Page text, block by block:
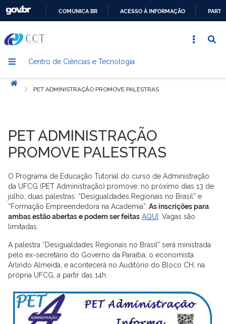
CONTEÚDO
COMUNICA BR ACESSO À INFORMAÇÃO
Centro de Ciências e Tecnologia
Início
PET ADMINISTRAÇÃO PROMOVE PALESTRAS
PET ADMINISTRAÇÃO
PROMOVE PALESTRAS
O Programa de Educação Tutorial do curso de Administração
da UFCG (PET Administração) promove, no próximo dias 13 de
julho, duas palestras: “Desigualdades Regionais no Brasil” e
“Formação Empreendedora na Academia”. As inscrições para
ambas estão abertas e podem ser feitas AQUI . Vagas são
limitadas.
A palestra “Desigualdades Regionais no Brasil” será ministrada
pelo ex-secretário do Governo da Paraíba, o economista
Arlindo Almeida, e acontecerá no Auditório do Bloco CH, na
própria UFCG, a partir das 14h.